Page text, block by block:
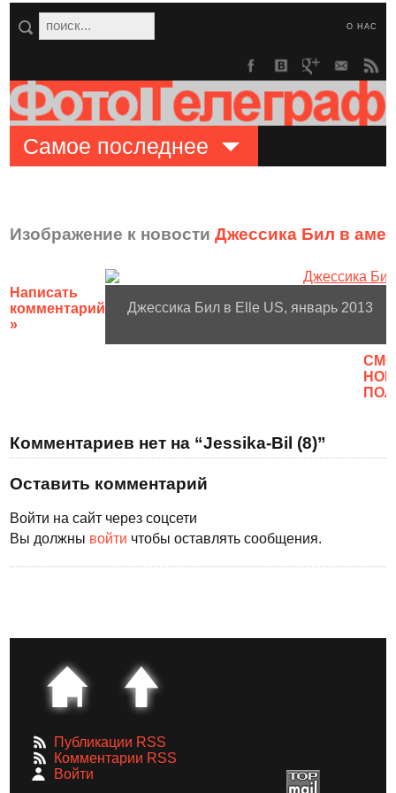
О НАС
Самое последнее
Изображение к новостиДжессика Бил в
Написать
комментарий
»
Джессика Бил в Elle US, январь 2013
Комментариев нет на “Jessika-Bil (8)”
Оставить комментарий
Войти на сайт через соцсети
Вы должны войти чтобы оставлять сообщения.
Публикации RSS
Комментарии RSS
Войти